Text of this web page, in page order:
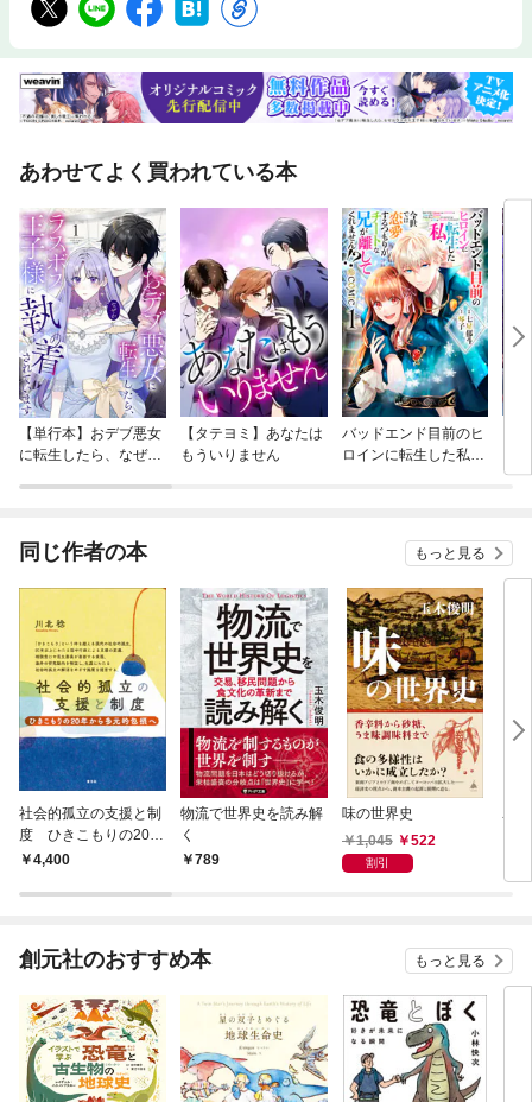
あわせてよく買われている本
【単行本】おデブ悪女
に転生したら、なぜか
【タテヨミ】あなたは
もういりません
バッドエンド目前のヒ
ロインに転生した私、
同じ作者の本 もっと見る
社会的孤立の支援と制
度 ひきこもりの20年
から多元的包摂へ
4,400
物流で世界史を読み解
く
789
味の世界史
1,045
522
割引
ユ
創元社のおすすめ本 もっと見る